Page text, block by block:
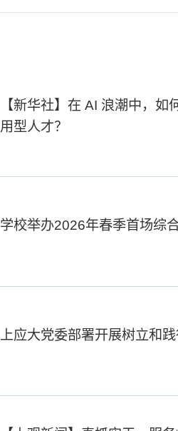
【新华社】在 AI 浪潮中，
用型人才？
学校举办2026年春季首场综
上应大党委部署开展树立和